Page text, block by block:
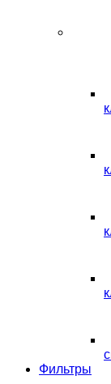
Фильтры